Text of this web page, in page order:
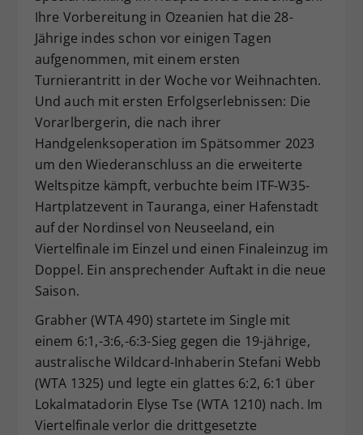
Ihre Vorbereitung in Ozeanien hat die 28-
Jährige indes schon vor einigen Tagen
aufgenommen, mit einem ersten
Turnierantritt in der Woche vor Weihnachten.
Und auch mit ersten Erfolgserlebnissen: Die
Vorarlbergerin, die nach ihrer
Handgelenksoperation im Spätsommer 2023
um den Wiederanschluss an die erweiterte
Weltspitze kämpft, verbuchte beim ITF-W35-
Hartplatzevent in Tauranga, einer Hafenstadt
auf der Nordinsel von Neuseeland, ein
Viertelfinale im Einzel und einen Finaleinzug im
Doppel. Ein ansprechender Auftakt in die neue
Saison.
Grabher (WTA 490) startete im Single mit
einem 6:1,-3:6,-6:3-Sieg gegen die 19-jährige,
australische Wildcard-Inhaberin Stefani Webb
(WTA 1325) und legte ein glattes 6:2, 6:1 über
Lokalmatadorin Elyse Tse (WTA 1210) nach. Im
Viertelfinale verlor die drittgesetzte
Zweck
Dieser Wert speichert Ihre Consent-
Einstellungen. Unter anderem eine
zufällig generierte ID, für die
historische Speicherung Ihrer
Webseiten-Betreiber dies eingestellt
hat.